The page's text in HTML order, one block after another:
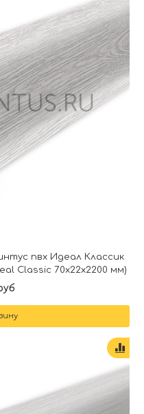
пвх Идеал Классик
Classic 70х22х2200 мм)